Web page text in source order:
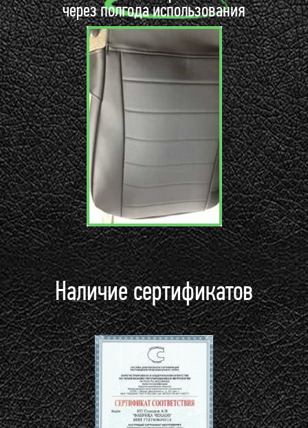
через полгода использования
Наличие сертификатов